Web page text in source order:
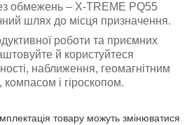
обмежень – X-TREME PQ55
шлях до місця призначення.
роботи та приємних
й користуйтеся
наближення, геомагнітним
компасом і гіроскопом.
товару можуть змінюватися